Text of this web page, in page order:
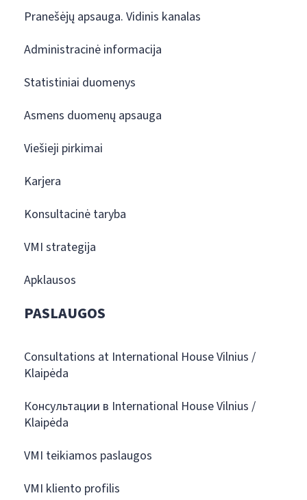
Pranešėjų apsauga. Vidinis kanalas
Administracinė informacija
Statistiniai duomenys
Asmens duomenų apsauga
Viešieji pirkimai
Karjera
Konsultacinė taryba
VMI strategija
Apklausos
PASLAUGOS
Consultations at International House Vilnius /
Klaipėda
Консультации в International House Vilnius /
Klaipėda
VMI teikiamos paslaugos
VMI kliento profilis